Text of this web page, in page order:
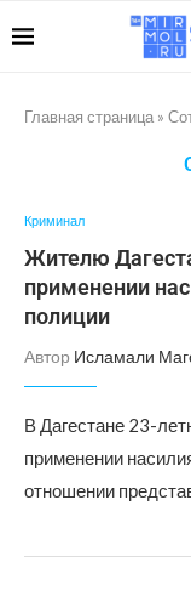
Главная страница »
Криминал
Жителю
применении
полиции
Автор Исламали
В Дагестане 23-
применении
отношении